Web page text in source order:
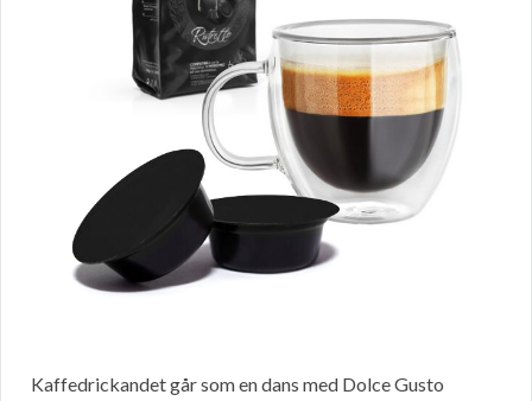
Kaffedrickandet går som en dans med Dolce Gusto